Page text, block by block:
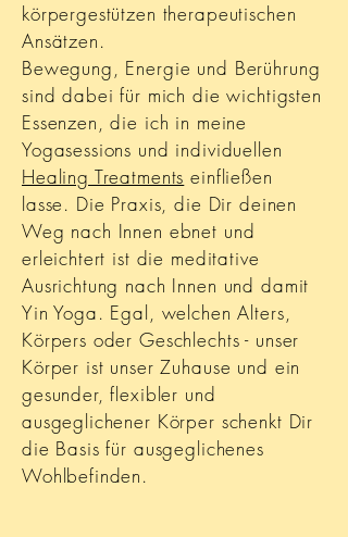
körpergestützen therapeutischen
Ansätzen.
Bewegung, Energie und Berührung
sind dabei für mich die wichtigsten
Essenzen, die ich in meine
Yogasessions und individuellen
Healing Treatments einfließen
lasse. Die Praxis, die Dir deinen
Weg nach Innen ebnet und
erleichtert ist die meditative
Ausrichtung nach Innen und damit
Yin Yoga. Egal, welchen Alters,
Körpers oder Geschlechts - unser
Körper ist unser Zuhause und ein
gesunder, flexibler und
ausgeglichener Körper schenkt Dir
die Basis für ausgeglichenes
Wohlbefinden.